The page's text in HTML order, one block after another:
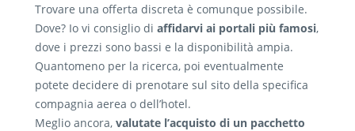
Trovare una offerta discreta è comunque possibile.
Dove? Io vi consiglio di affidarvi ai portali più famosi,
dove i prezzi sono bassi e la disponibilità ampia.
Quantomeno per la ricerca, poi eventualmente
potete decidere di prenotare sul sito della specifica
compagnia aerea o dell’hotel.
Meglio ancora, valutate l’acquisto di un pacchetto